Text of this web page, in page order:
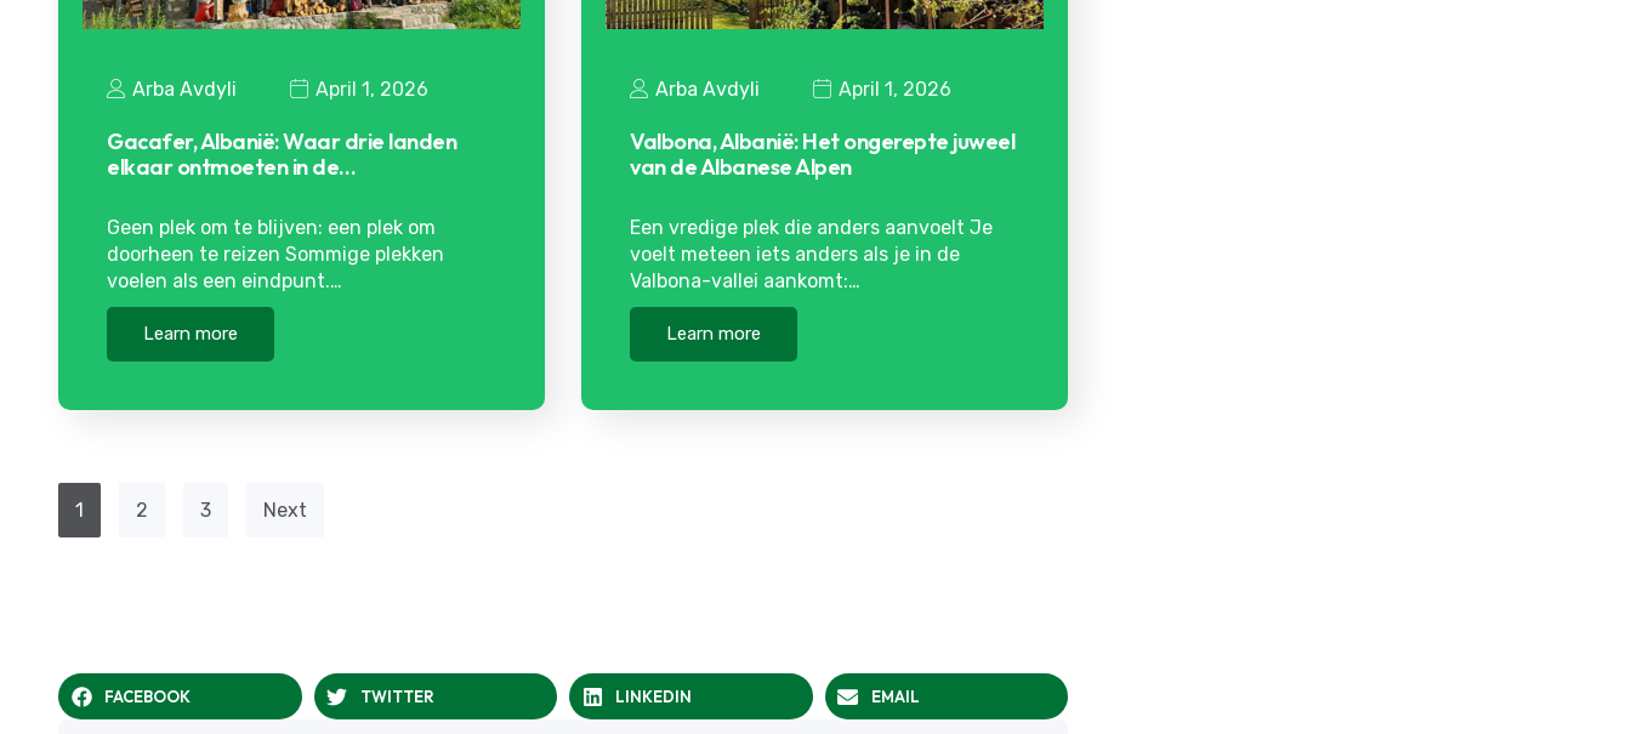
Arba Avdyli April 1, 2026
Gacafer, Albanië: Waar drie landen
elkaar ontmoeten in de…
Geen plek om te blijven: een plek om
doorheen te reizen Sommige plekken
voelen als een eindpunt.…
Learn more
Arba Avdyli April 1, 2026
Valbona, Albanië: Het ongerepte juweel
van de Albanese Alpen
Een vredige plek die anders aanvoelt Je
voelt meteen iets anders als je in de
Valbona-vallei aankomt:…
Learn more
1 2 3 Next
FACEBOOK TWITTER LINKEDIN EMAIL